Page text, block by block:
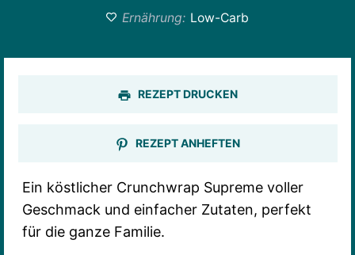
Ernährung: Low-Carb
REZEPT DRUCKEN
REZEPT ANHEFTEN
Ein köstlicher Crunchwrap Supreme voller
Geschmack und einfacher Zutaten, perfekt
für die ganze Familie.